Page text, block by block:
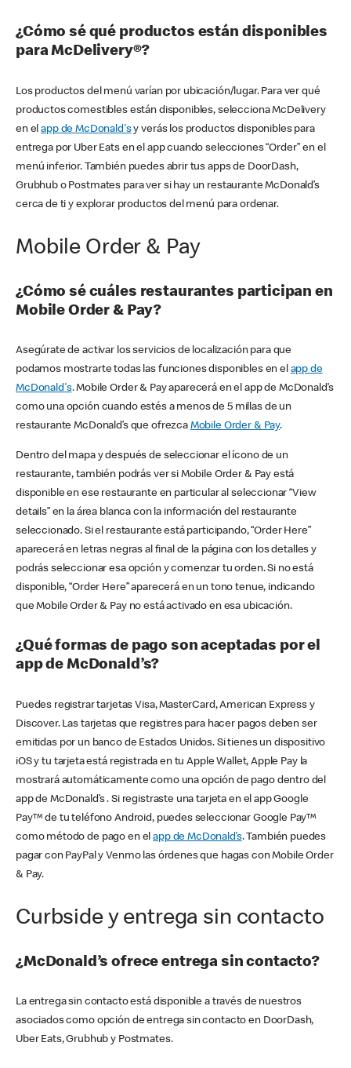
¿Cómo sé qué productos están disponibles
para McDelivery®?
Los productos del menú varían por ubicación/lugar. Para ver qué
productos comestibles están disponibles, selecciona McDelivery
en elapp de McDonald'sy verás los productos disponibles para
entrega por Uber Eats en el app cuando selecciones “Order” en el
menú inferior. También puedes abrir tus apps de DoorDash,
Grubhub o Postmates para ver si hay un restaurante McDonald’s
cerca de ti y explorar productos del menú para ordenar.
Mobile Order & Pay
¿Cómo sé cuáles restaurantes participan en
Mobile Order & Pay?
Asegúrate de activar los servicios de localización para que
podamos mostrarte todas las funciones disponibles en el app de
McDonald's. Mobile Order & Pay aparecerá en el app de McDonald’s
como una opción cuando estés a menos de 5 millas de un
restaurante McDonald’s que ofrezca Mobile Order & Pay.
Dentro del mapa y después de seleccionar el ícono de un
restaurante, también podrás ver si Mobile Order & Pay está
disponible en ese restaurante en particular al seleccionar “View
details” en la área blanca con la información del restaurante
seleccionado. Si el restaurante está participando, “Order Here”
aparecerá en letras negras al final de la página con los detalles y
podrás seleccionar esa opción y comenzar tu orden. Si no está
disponible, “Order Here” aparecerá en un tono tenue, indicando
que Mobile Order & Pay no está activado en esa ubicación.
¿Qué formas de pago son aceptadas por el
app de McDonald’s?
Puedes registrar tarjetas Visa, MasterCard, American Express y
Discover. Las tarjetas que registres para hacer pagos deben ser
emitidas por un banco de Estados Unidos. Si tienes un dispositivo
iOS y tu tarjeta está registrada en tu Apple Wallet, Apple Pay la
mostrará automáticamente como una opción de pago dentro del
app de McDonald’s . Si registraste una tarjeta en el app Google
Pay™ de tu teléfono Android, puedes seleccionar Google Pay™
como método de pago en elapp de McDonald’s. También puedes
pagar con PayPal y Venmo las órdenes que hagas con Mobile Order
& Pay.
Curbside y entrega sin contacto
¿McDonald’s ofrece entrega sin contacto?
La entrega sin contacto está disponible a través de nuestros
asociados como opción de entrega sin contacto en DoorDash,
Uber Eats, Grubhub y Postmates.